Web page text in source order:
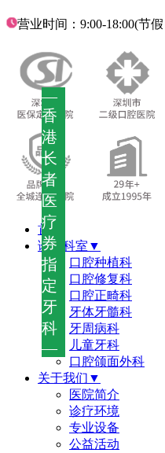
—
香
港
长
者
医
疗
券
指
定
牙
科
—
营业时间：9:00-18:00(节
首页
诊疗科室▼
口腔种植科
口腔修复科
口腔正畸科
牙体牙髓科
牙周病科
儿童牙科
口腔颌面外科
关于我们▼
医院简介
诊疗环境
专业设备
公益活动